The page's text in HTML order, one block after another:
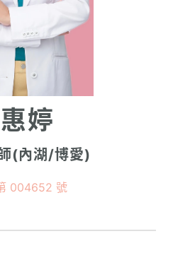
婷
(內湖/博愛)
004652 號